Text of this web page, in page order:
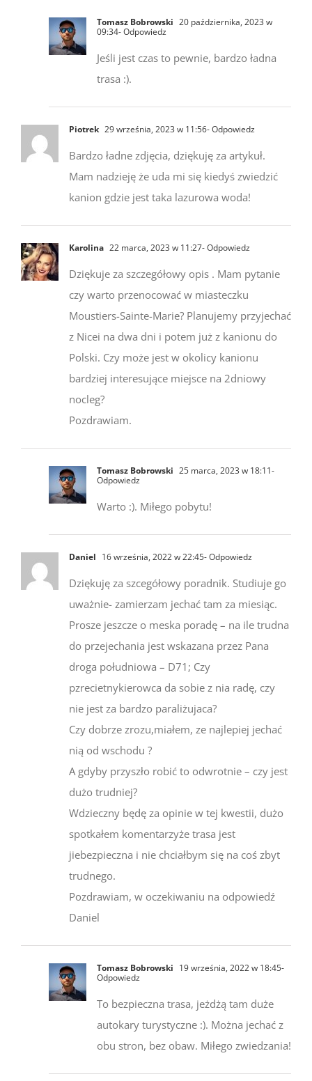
Tomasz Bobrowski 20 października, 2023 w
09:34- Odpowiedz
Jeśli jest czas to pewnie, bardzo ładna
trasa :).
Piotrek 29 września, 2023 w 11:56- Odpowiedz
Bardzo ładne zdjęcia, dziękuję za artykuł.
Mam nadzieję że uda mi się kiedyś zwiedzić
kanion gdzie jest taka lazurowa woda!
Karolina 22 marca, 2023 w 11:27- Odpowiedz
Dziękuje za szczegółowy opis . Mam pytanie
czy warto przenocować w miasteczku
Moustiers-Sainte-Marie? Planujemy przyjechać
z Nicei na dwa dni i potem już z kanionu do
Polski. Czy może jest w okolicy kanionu
bardziej interesujące miejsce na 2dniowy
nocleg?
Pozdrawiam.
Tomasz Bobrowski 25 marca, 2023 w 18:11-
Odpowiedz
Warto :). Miłego pobytu!
Daniel 16 września, 2022 w 22:45- Odpowiedz
Dziękuję za szcegółowy poradnik. Studiuje go
uważnie- zamierzam jechać tam za miesiąc.
Prosze jeszcze o meska poradę – na ile trudna
do przejechania jest wskazana przez Pana
droga południowa – D71; Czy
pzrecietnykierowca da sobie z nia radę, czy
nie jest za bardzo paraliżujaca?
Czy dobrze zrozu,miałem, ze najlepiej jechać
nią od wschodu ?
A gdyby przyszło robić to odwrotnie – czy jest
dużo trudniej?
Wdzieczny będę za opinie w tej kwestii, dużo
spotkałem komentarzyże trasa jest
jiebezpieczna i nie chciałbym się na coś zbyt
trudnego.
Pozdrawiam, w oczekiwaniu na odpowiedź
Daniel
Tomasz Bobrowski 19 września, 2022 w 18:45-
Odpowiedz
To bezpieczna trasa, jeżdżą tam duże
autokary turystyczne :). Można jechać z
obu stron, bez obaw. Miłego zwiedzania!